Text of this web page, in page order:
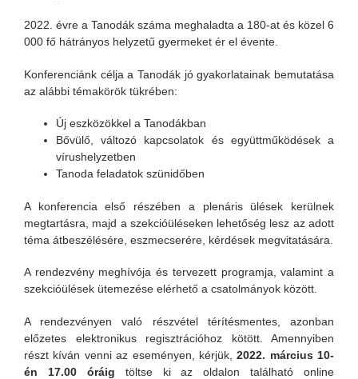
2022. évre a Tanodák száma meghaladta a 180-at és közel 6
000 fő hátrányos helyzetű gyermeket ér el évente.
Konferenciánk célja a Tanodák jó gyakorlatainak bemutatása
az alábbi témakörök tükrében:
Új eszközökkel a Tanodákban
Bővülő, változó kapcsolatok és együttműködések a
vírushelyzetben
Tanoda feladatok szünidőben
A konferencia első részében a plenáris ülések kerülnek
megtartásra, majd a szekcióüléseken lehetőség lesz az adott
téma átbeszélésére, eszmecserére, kérdések megvitatására.
A rendezvény meghívója és tervezett programja, valamint a
szekcióülések ütemezése elérhető a csatolmányok között.
A rendezvényen való részvétel térítésmentes, azonban
előzetes elektronikus regisztrációhoz kötött. Amennyiben
részt kíván venni az eseményen, kérjük,2022. március 10-
én 17.00 óráig töltse ki az oldalon található online